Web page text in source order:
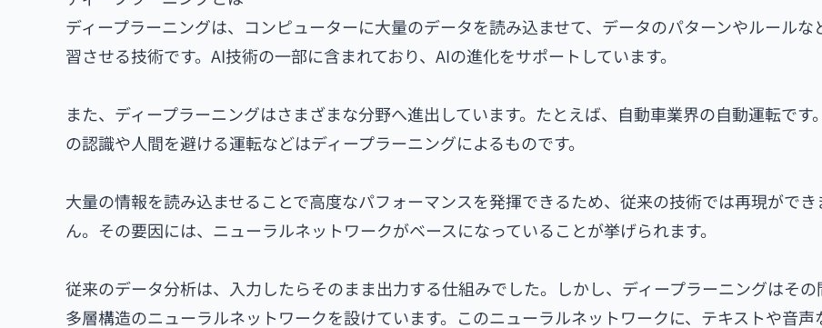
ディープラーニングは、コンピューターに大量のデータを読み込ませて、データのパターンやルールな
習させる技術です。AI技術の一部に含まれており、AIの進化をサポートしています。
また、ディープラーニングはさまざまな分野へ進出しています。たとえば、自動車業界の自動運転です
の認識や人間を避ける運転などはディープラーニングによるものです。
大量の情報を読み込ませることで高度なパフォーマンスを発揮できるため、従来の技術では再現ができ
ん。その要因には、ニューラルネットワークがベースになっていることが挙げられます。
従来のデータ分析は、入力したらそのまま出力する仕組みでした。しかし、ディープラーニングはその
多層構造のニューラルネットワークを設けています。このニューラルネットワークに、テキストや音声